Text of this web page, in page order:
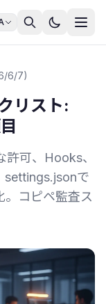
6/7)
リスト:
可、Hooks、
settings.jsonで
。コピペ監査ス